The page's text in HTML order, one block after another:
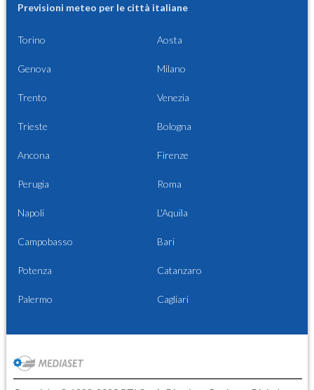
Previsioni meteo per le città italiane
Torino Aosta
Genova Milano
Trento Venezia
Trieste Bologna
Ancona Firenze
Perugia Roma
Napoli L'Aquila
Campobasso Bari
Potenza Catanzaro
Palermo Cagliari